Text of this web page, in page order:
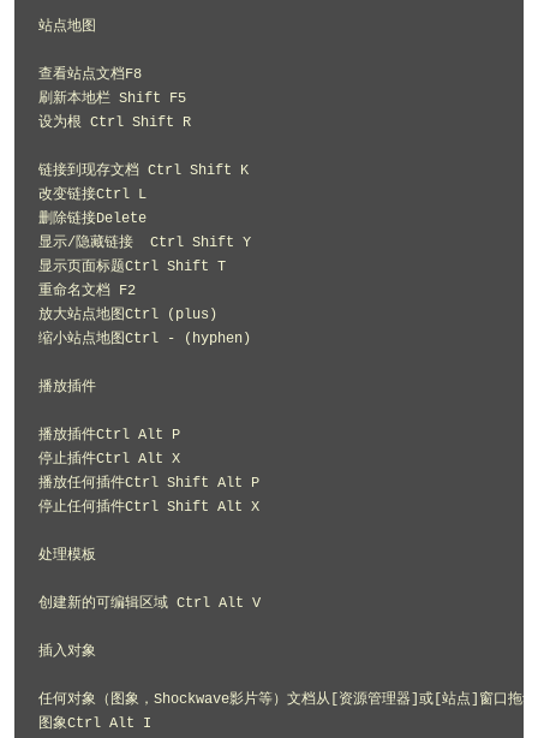
站点地图
查看站点文档F8
刷新本地栏 Shift F5
设为根 Ctrl Shift R
链接到现存文档 Ctrl Shift K
改变链接Ctrl L
删除链接Delete
显示/隐藏链接  Ctrl Shift Y
显示页面标题Ctrl Shift T
重命名文档 F2
放大站点地图Ctrl (plus)
缩小站点地图Ctrl - (hyphen)
播放插件
播放插件Ctrl Alt P
停止插件Ctrl Alt X
播放任何插件Ctrl Shift Alt P
停止任何插件Ctrl Shift Alt X
处理模板
创建新的可编辑区域 Ctrl Alt V
插入对象
任何对象（图象，Shockwave影片等）文档从[资源管理器]或[站点]窗口
图象Ctrl Alt I